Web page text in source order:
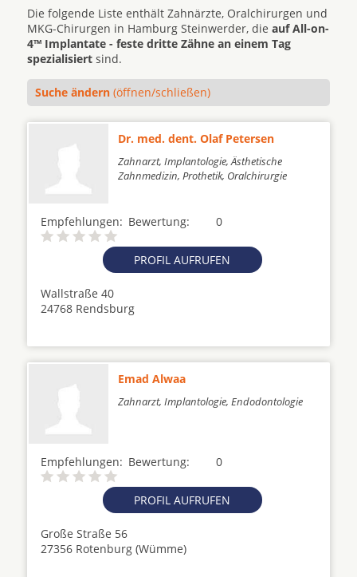
Die folgende Liste enthält Zahnärzte, Oralchirurgen und
MKG-Chirurgen in Hamburg Steinwerder, die auf All-on-
4™ Implantate - feste dritte Zähne an einem Tag
spezialisiert sind.
Suche ändern (öffnen/schließen)
Dr. med. dent. Olaf Petersen
Zahnarzt, Implantologie, Ästhetische
Zahnmedizin, Prothetik, Oralchirurgie
Empfehlungen: 0
Bewertung:
PROFIL AUFRUFEN
Wallstraße 40
24768 Rendsburg
Emad Alwaa
Zahnarzt, Implantologie, Endodontologie
Empfehlungen: 0
Bewertung:
PROFIL AUFRUFEN
Große Straße 56
27356 Rotenburg (Wümme)